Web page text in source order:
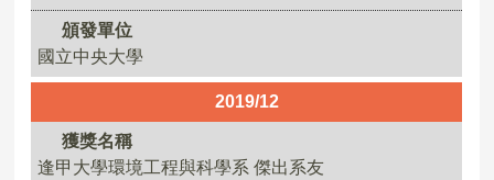
頒發單位
國立中央大學
2019/12
獲獎名稱
逢甲大學環境工程與科學系 傑出系友